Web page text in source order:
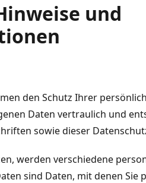
und
den Schutz Ihrer
Daten vertraulich und
sowie dieser
werden verschiedene
sind Daten, mit denen Sie